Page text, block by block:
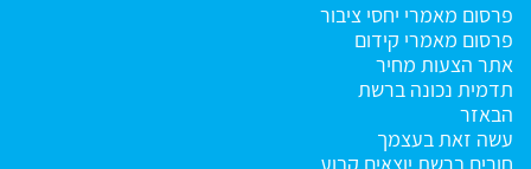
פרסום מאמרי יחסי ציבור
פרסום מאמרי קידום
אתר הצעות מחיר
תדמית נכונה ברשת
הבאזר
עשה זאת בעצמך